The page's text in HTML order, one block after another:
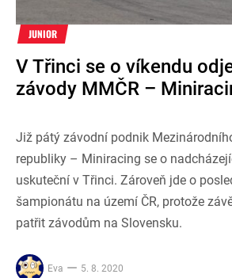
JUNIOR
V Třinci se o víkendu
závody MMČR –
Již pátý závodní podnik
republiky – Miniracing se o
uskuteční v Třinci. Zároveň jde o
šampionátu na území ČR, protože
patřit závodům na Slovensku.
Eva 5. 8. 2020